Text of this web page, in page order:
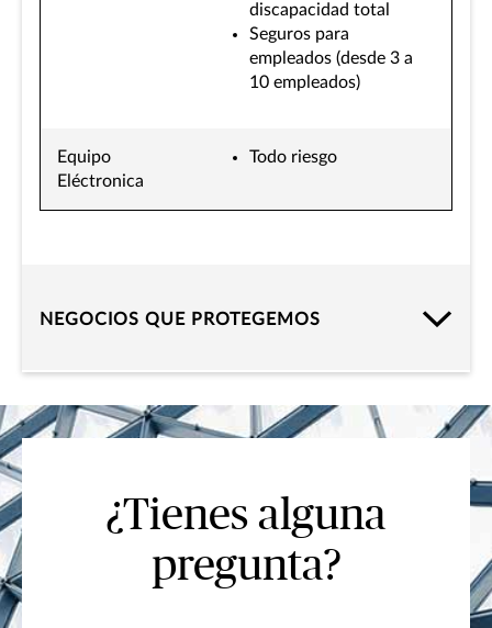
discapacidad total
Seguros para
empleados (desde 3 a
10 empleados)
Equipo
Eléctronica
Todo riesgo
NEGOCIOS QUE PROTEGEMOS
¿Tienes alguna
pregunta?